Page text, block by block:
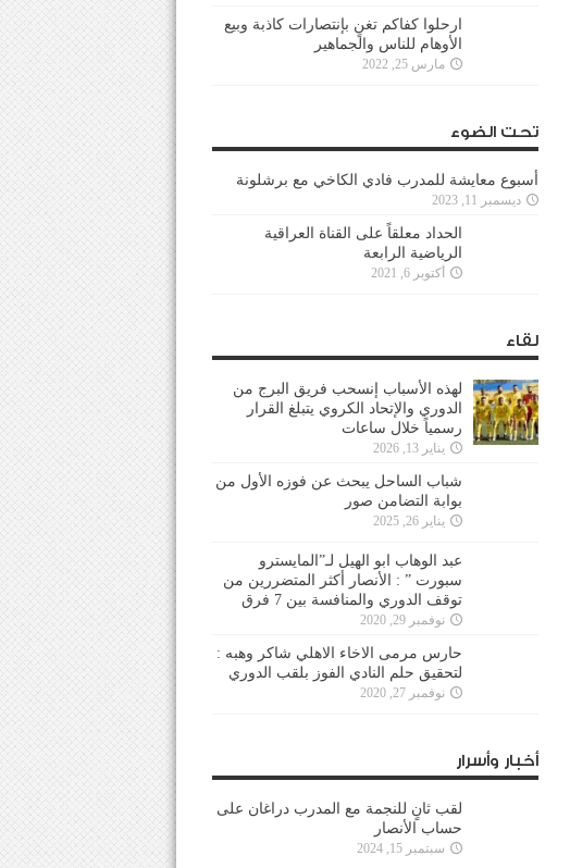
ارحلوا كفاكم تغنٍ بإنتصارات كاذبة وبيع
الأوهام للناس والجماهير
مارس 25, 2022
تحت الضوء
أسبوع معايشة للمدرب فادي الكاخي مع برشلونة
ديسمبر 11, 2023
الحداد معلقاً على القناة العراقية
الرياضية الرابعة
أكتوبر 6, 2021
لقاء
لهذه الأسباب إنسحب فريق البرج من
الدوري والإتحاد الكروي يتبلغ القرار
رسمياً خلال ساعات
يناير 13, 2026
شباب الساحل يبحث عن فوزه الأول من
بوابة التضامن صور
يناير 26, 2025
عبد الوهاب ابو الهيل لـ”المايسترو
سبورت ” : الأنصار أكثر المتضررين من
توقف الدوري والمنافسة بين 7 فرق
نوفمبر 29, 2020
حارس مرمى الاخاء الاهلي شاكر وهبه :
لتحقيق حلم النادي الفوز بلقب الدوري
نوفمبر 27, 2020
أخبار وأسرار
لقب ثانٍ للنجمة مع المدرب دراغان على
حساب الأنصار
سبتمبر 15, 2024